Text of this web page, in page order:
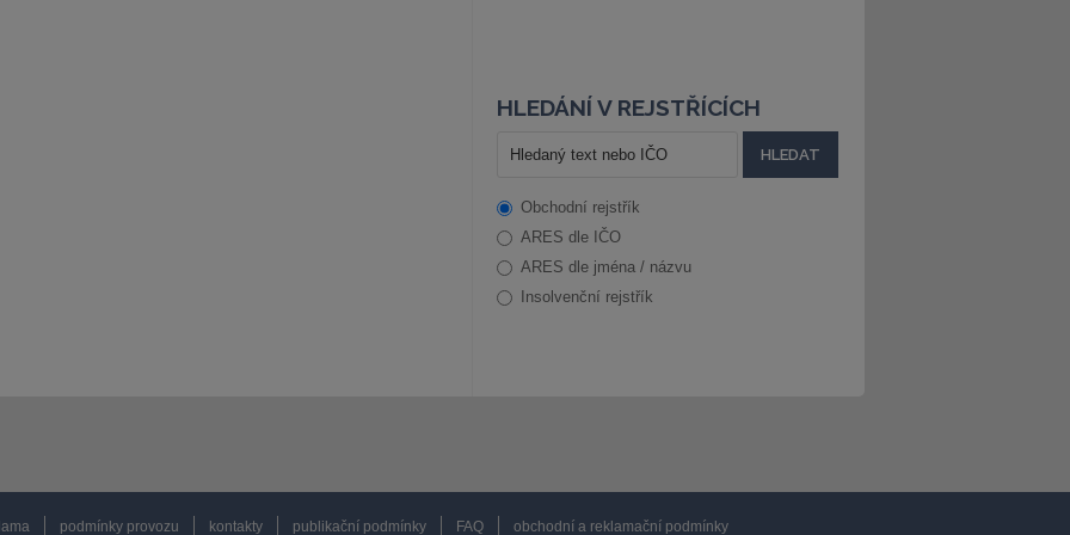
HLEDÁNÍ V REJSTŘÍCÍCH
Obchodní rejstřík
ARES dle IČO
ARES dle jména / názvu
Insolvenční rejstřík
podmínky provozu kontakty publikační podmínky FAQ obchodní a reklamační podmínky